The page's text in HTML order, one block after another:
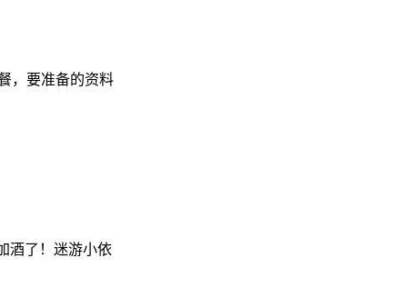
，要准备的资料
酒了！迷游小依